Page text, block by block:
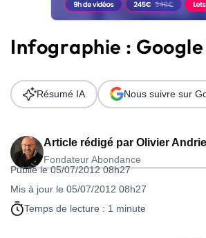
Solutions
Ressources
Audit SEO
Infographie :
Article rédigé par Olivier
Fondateur Abondance
Publié le 05/07/2012 08h27
Mis à jour le 05/07/2012 08h27
Temps de lecture : 1 minute
Résumé IA Nous suivre sur